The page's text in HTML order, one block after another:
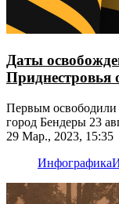
Даты
Приднестровья
Первым освободили
город Бендеры 23
29 Мар., 2023, 15:35
Инфографика